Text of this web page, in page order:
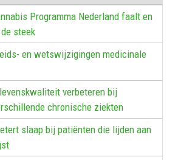
Programma Nederland faalt en
steek
en wetswijzigingen medicinale
verbeteren bij
chronische ziekten
slaap bij patiënten die lijden aan